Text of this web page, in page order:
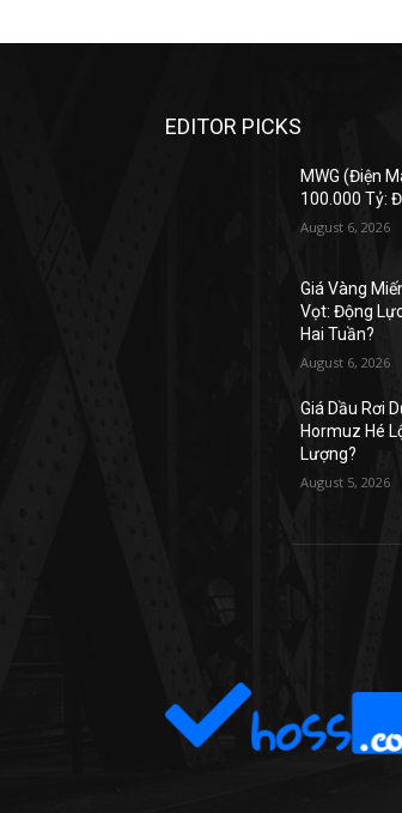
EDITOR PICKS
MWG (Điện
100.000 Tỷ:
August 6, 2026
Giá Vàng
Vọt: Động
Hai Tuần?
August 6, 2026
Giá Dầu Rơi
Hormuz Hé
Lượng?
August 5, 2026